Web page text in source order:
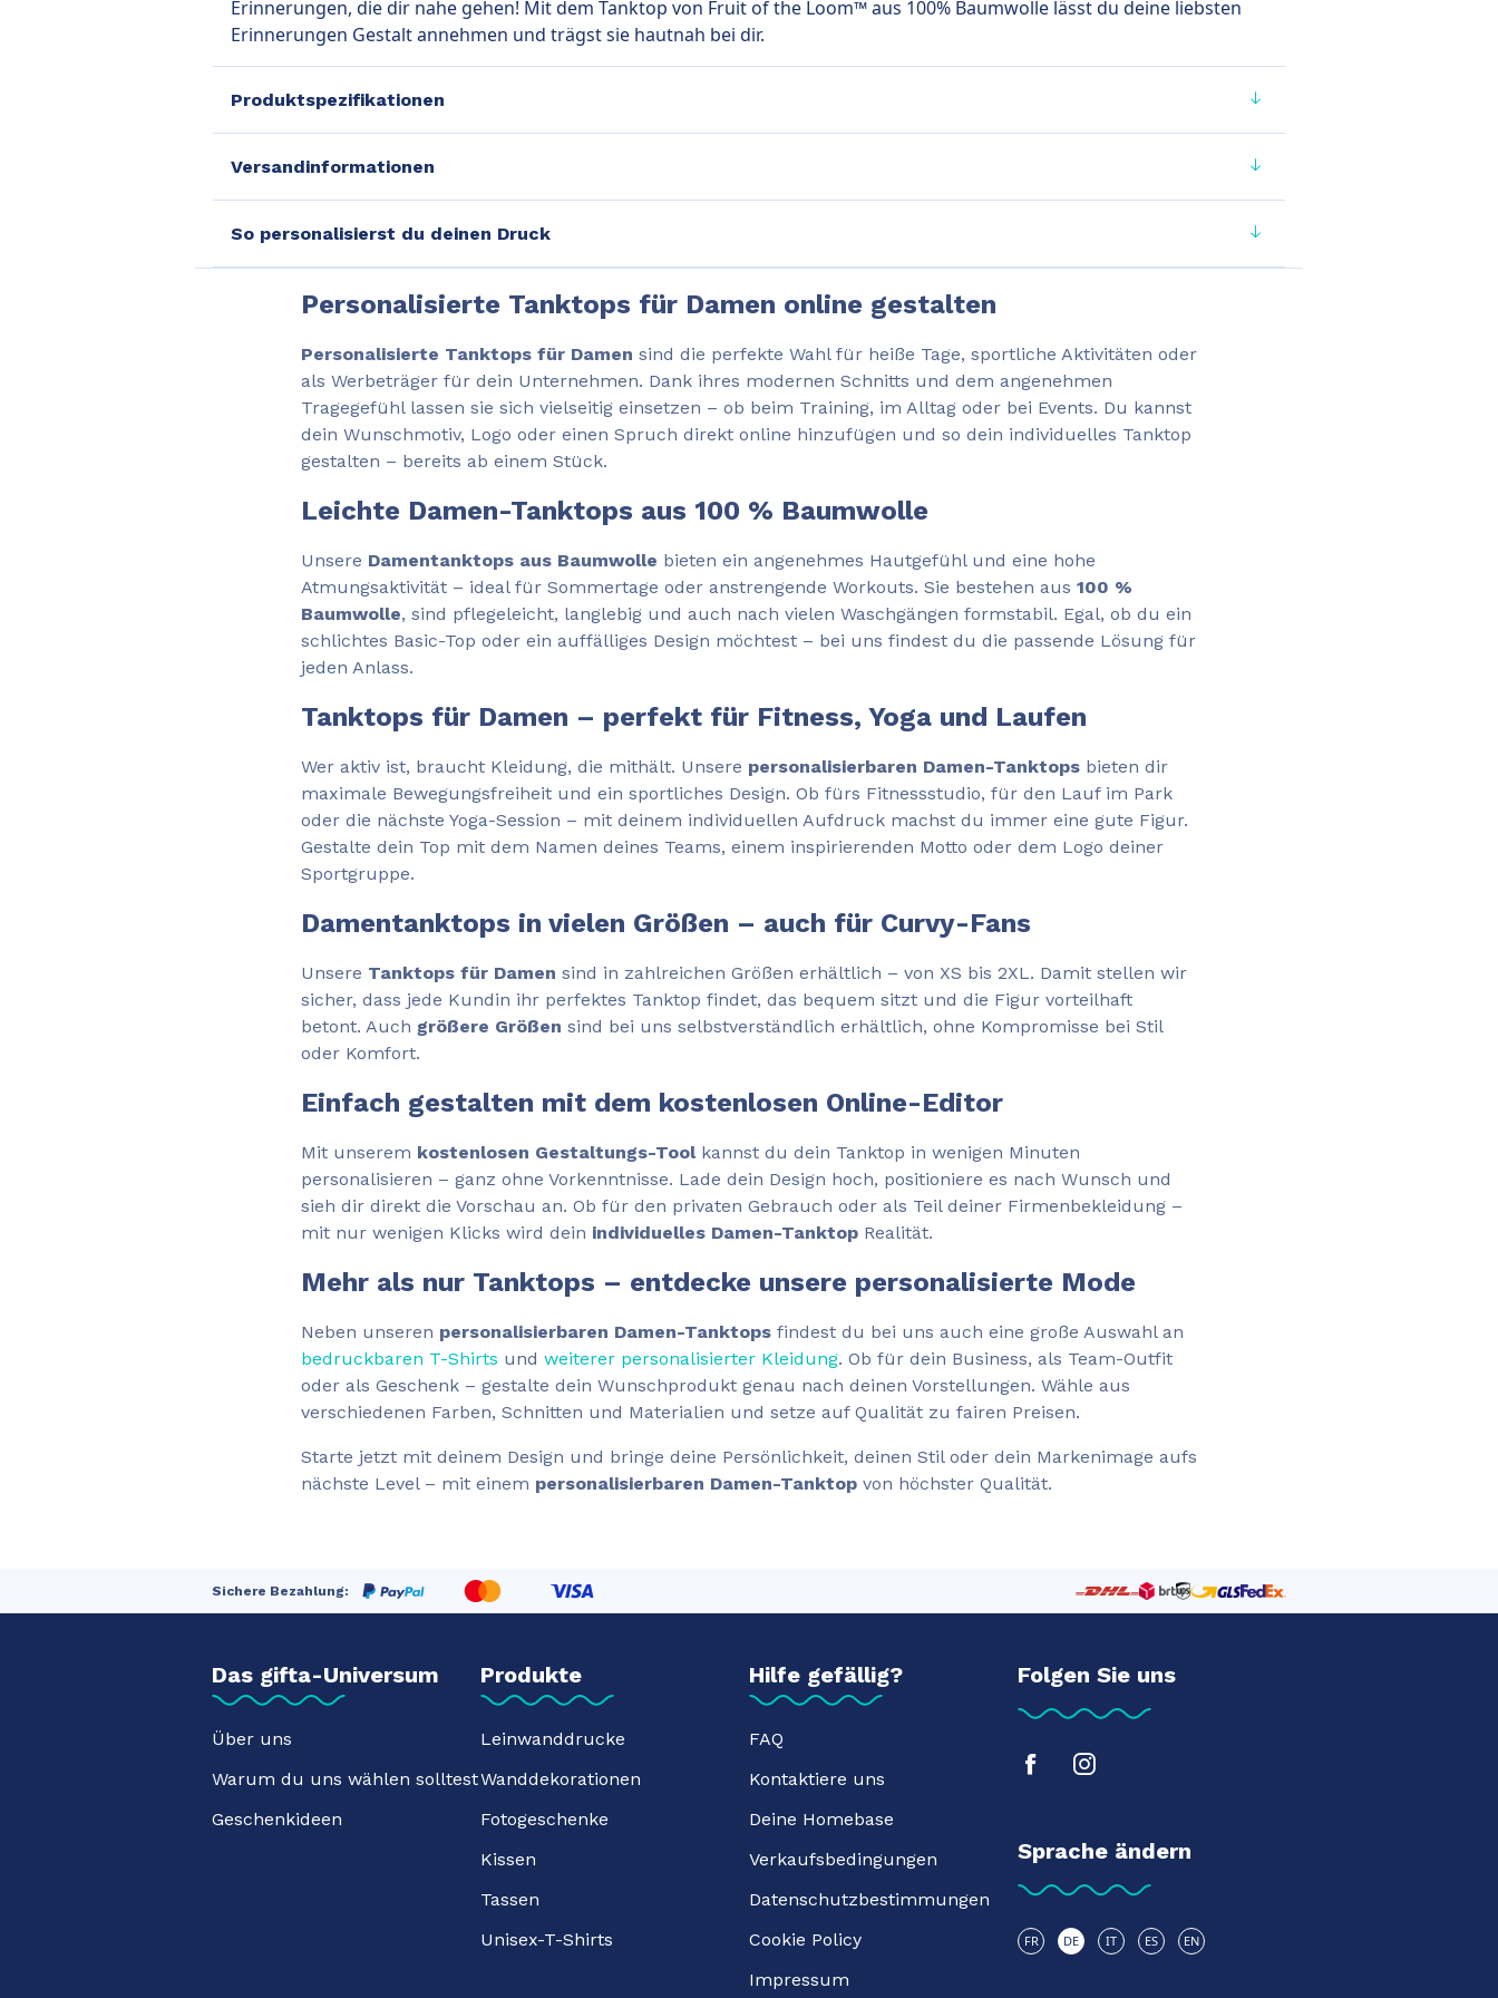
Erinnerungen, die dir nahe gehen! Mit dem Tanktop von Fruit of the Loom™ aus 100% Baumwolle lässt du deine liebsten
Erinnerungen Gestalt annehmen und trägst sie hautnah bei dir.
Produktspezifikationen
Versandinformationen
So personalisierst du deinen Druck
Personalisierte Tanktops für Damen online gestalten
Personalisierte Tanktops für Damen sind die perfekte Wahl für heiße Tage, sportliche Aktivitäten oder
als Werbeträger für dein Unternehmen. Dank ihres modernen Schnitts und dem angenehmen
Tragegefühl lassen sie sich vielseitig einsetzen – ob beim Training, im Alltag oder bei Events. Du kannst
dein Wunschmotiv, Logo oder einen Spruch direkt online hinzufügen und so dein individuelles Tanktop
gestalten – bereits ab einem Stück.
Leichte Damen-Tanktops aus 100 % Baumwolle
Unsere Damentanktops aus Baumwolle bieten ein angenehmes Hautgefühl und eine hohe
Atmungsaktivität – ideal für Sommertage oder anstrengende Workouts. Sie bestehen aus 100 %
Baumwolle, sind pflegeleicht, langlebig und auch nach vielen Waschgängen formstabil. Egal, ob du ein
schlichtes Basic-Top oder ein auffälliges Design möchtest – bei uns findest du die passende Lösung für
jeden Anlass.
Tanktops für Damen – perfekt für Fitness, Yoga und Laufen
Wer aktiv ist, braucht Kleidung, die mithält. Unsere personalisierbaren Damen-Tanktops bieten dir
maximale Bewegungsfreiheit und ein sportliches Design. Ob fürs Fitnessstudio, für den Lauf im Park
oder die nächste Yoga-Session – mit deinem individuellen Aufdruck machst du immer eine gute Figur.
Gestalte dein Top mit dem Namen deines Teams, einem inspirierenden Motto oder dem Logo deiner
Sportgruppe.
Damentanktops in vielen Größen – auch für Curvy-Fans
Unsere Tanktops für Damen sind in zahlreichen Größen erhältlich – von XS bis 2XL. Damit stellen wir
sicher, dass jede Kundin ihr perfektes Tanktop findet, das bequem sitzt und die Figur vorteilhaft
betont. Auch größere Größen sind bei uns selbstverständlich erhältlich, ohne Kompromisse bei Stil
oder Komfort.
Einfach gestalten mit dem kostenlosen Online-Editor
Mit unserem kostenlosen Gestaltungs-Toolkannst du dein Tanktop in wenigen Minuten
personalisieren – ganz ohne Vorkenntnisse. Lade dein Design hoch, positioniere es nach Wunsch und
sieh dir direkt die Vorschau an. Ob für den privaten Gebrauch oder als Teil deiner Firmenbekleidung –
mit nur wenigen Klicks wird dein individuelles Damen-Tanktop Realität.
Mehr als nur Tanktops – entdecke unsere personalisierte Mode
Neben unseren personalisierbaren Damen-Tanktops findest du bei uns auch eine große Auswahl an
bedruckbaren T-Shirts und weiterer personalisierter Kleidung. Ob für dein Business, als Team-Outfit
oder als Geschenk – gestalte dein Wunschprodukt genau nach deinen Vorstellungen. Wähle aus
verschiedenen Farben, Schnitten und Materialien und setze auf Qualität zu fairen Preisen.
Starte jetzt mit deinem Design und bringe deine Persönlichkeit, deinen Stil oder dein Markenimage aufs
nächste Level – mit einem personalisierbaren Damen-Tanktop von höchster Qualität.
Sichere Bezahlung:
Das gifta-Universum
Über uns
Warum du uns wählen solltest
Geschenkideen
Produkte
Leinwanddrucke
Wanddekorationen
Fotogeschenke
Kissen
Tassen
Unisex-T-Shirts
Hilfe gefällig?
FAQ
Kontaktiere uns
Deine Homebase
Verkaufsbedingungen
Datenschutzbestimmungen
Cookie Policy
Impressum
Folgen Sie uns
Sprache ändern
FR DE IT ES EN